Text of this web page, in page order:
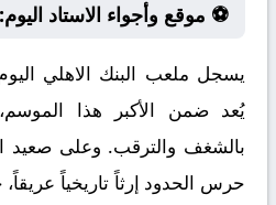
⚽ موقع وأجواء الاستاد اليوم:
يسجل ملعب البنك الاهلي
يُعد ضمن الأكبر هذا
بالشغف والترقب. وعلى صعيد